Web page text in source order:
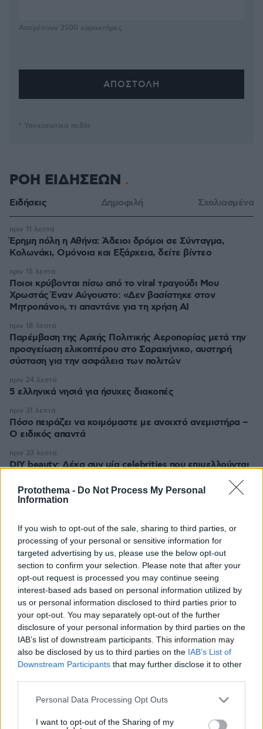
Protothema - Do Not Process My Personal
Information
If you wish to opt-out of the sale, sharing to third parties, or
processing of your personal or sensitive information for
targeted advertising by us, please use the below opt-out
section to confirm your selection. Please note that after your
opt-out request is processed you may continue seeing
interest-based ads based on personal information utilized by
us or personal information disclosed to third parties prior to
your opt-out. You may separately opt-out of the further
disclosure of your personal information by third parties on the
IAB’s list of downstream participants. This information may
also be disclosed by us to third parties on the IAB’s List of
Downstream Participants that may further disclose it to other
Please note that this website/app uses one or more Google
not limited to your visit or usage behaviour. You may click to
Personal Data Processing Opt Outs
I want to opt-out of the Sharing of my
Απομένουν 2500 χαρακτήρες
* Υποχρεωτικά πεδία
ΡΟΗ ΕΙΔΗΣΕΩΝ
Ειδήσεις Δημοφιλή Σχολιασμένα
Έρημη πόλη η Αθήνα: Άδειοι δρόμοι σε Σύνταγμα,
Κολωνάκι, Ομόνοια και Εξάρχεια, δείτε βίντεο
πριν 11 λεπτά
Ποιοι κρύβονται πίσω από το viral τραγούδι Μου
Χρωστάς Έναν Αύγουστο: «Δεν βασίστηκε στον
Μητροπάνο», τι απαντάνε για τη χρήση AI
πριν 15 λεπτά
Παρέμβαση της Αρχής Πολιτικής Αεροπορίας μετά την
προσγείωση ελικοπτέρου στο Σαρακήνικο, αυστηρή
σύσταση για την ασφάλεια των πολιτών
πριν 18 λεπτά
5 ελληνικά νησιά για ήσυχες διακοπές
πριν 24 λεπτά
Πόσο πειράζει να κοιμόμαστε με ανοιχτό ανεμιστήρα –
Ο ειδικός απαντά
πριν 31 λεπτά
DIY beauty: Δέκα συν μία celebrities που επιμελλούνται
πριν 33 λεπτά
πριν 33 λεπτά
Χούθι, το «άλυτο πρόβλημα» της Μέσης Ανατολής: Γιατί
χίλια πλήγματα δεν ήταν αρκετά για να τους
σταματήσουν
πριν 34 λεπτά
Φωτιά στο Σπήλαιο Ορεστιάδας, σηκώθηκε ελικόπτερο
πριν 37 λεπτά
Η Σύμη της αρχοντιάς και του φυσικού πλούτου
πριν 43 λεπτά
ΔΕΙΤΕ ΟΛΕΣ ΤΙΣ ΕΙΔΗΣΕΙΣ
ΤΑ ΠΙΟ ΔΗΜΟΦΙΛΗ